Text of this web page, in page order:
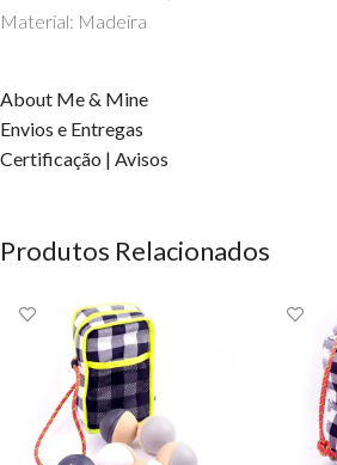
Material: Madeira
About Me & Mine
Envios e Entregas
Certificação | Avisos
Produtos Relacionados